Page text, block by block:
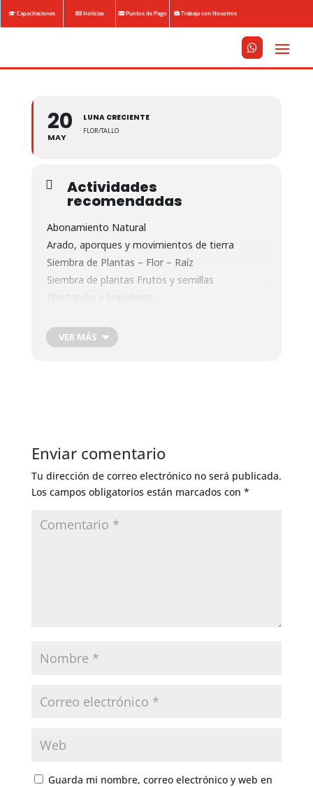
Capacitaciones Noticias Puntos de Pago Trabaja con Nosotros



20
MAY
LUNA CRECIENTE
FLOR/TALLO
Actividades
recomendadas
Abonamiento Natural
Arado, aporques y movimientos de tierra
Siembra de Plantas – Flor – Raíz
Siembra de plantas Frutos y semillas
Plantación o trasplante
Cosecha de hojas, flores y frutos
Cosecha Plantas Medicinales
Riego General
VER MÁS
Enviar comentario
Tu dirección de correo electrónico no será publicada.
Los campos obligatorios están marcados con *
Guarda mi nombre, correo electrónico y web en